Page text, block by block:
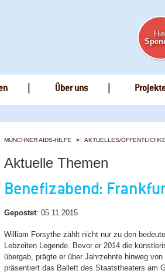
Über uns
MÜNCHNER AIDS-HILFE AKTUELLES/
Aktuelle Themen
Benefizabend:
Gepostet: 05.11.2015
William Forsythe zählt nicht nur zu den
Lebzeiten Legende. Bevor er 2014 die
übergab, prägte er über Jahrzehnte hinweg
präsentiert das Ballett des Staatstheaters am